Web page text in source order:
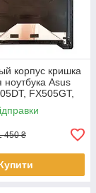
корпус кришка
ноутбука Asus
FX505GT,
450 ₴